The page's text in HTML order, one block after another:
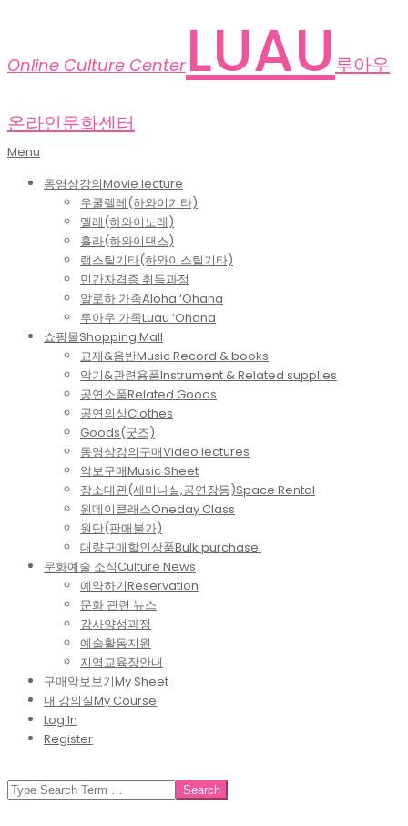
Online Culture Center LUAU 루아우
온라인문화센터
Primary
Menu
Menu
동영상강의Movie lecture
우쿨렐레(하와이기타)
멜레(하와이노래)
훌라(하와이댄스)
랩스틸기타(하와이스틸기타)
민간자격증 취득과정
알로하 가족Aloha ‘Ohana
루아우 가족Luau ‘Ohana
쇼핑몰Shopping Mall
교재&음반Music Record & books
악기&관련용품Instrument & Related supplies
공연소품Related Goods
공연의상Clothes
Goods(굿즈)
동영상강의구매Video lectures
악보구매Music Sheet
장소대관(세미나실,공연장등)Space Rental
원데이클래스Oneday Class
원단(판매불가)
대량구매할인상품Bulk purchase.
문화예술 소식Culture News
예약하기Reservation
문화 관련 뉴스
강사양성과정
예술활동지원
지역교육장안내
구매악보보기My Sheet
내 강의실My Course
Log In
Register
SEARCH